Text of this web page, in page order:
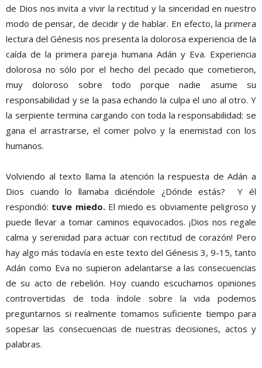
de Dios nos invita a vivir la rectitud y la sinceridad en nuestro
modo de pensar, de decidir y de hablar. En efecto, la primera
lectura del Génesis nos presenta la dolorosa experiencia de la
caída de la primera pareja humana Adán y Eva. Experiencia
dolorosa no sólo por el hecho del pecado que cometieron,
muy doloroso sobre todo porque nadie asume su
responsabilidad y se la pasa echando la culpa el uno al otro. Y
la serpiente termina cargando con toda la responsabilidad: se
gana el arrastrarse, el comer polvo y la enemistad con los
humanos.
Volviendo al texto llama la atención la respuesta de Adán a
Dios cuando lo llamaba diciéndole ¿Dónde estás? Y él
respondió: tuve miedo. El miedo es obviamente peligroso y
puede llevar a tomar caminos equivocados. ¡Dios nos regale
calma y serenidad para actuar con rectitud de corazón! Pero
hay algo más todavía en este texto del Génesis 3, 9-15, tanto
Adán como Eva no supieron adelantarse a las consecuencias
de su acto de rebelión. Hoy cuando escuchamos opiniones
controvertidas de toda índole sobre la vida podemos
preguntarnos si realmente tomamos suficiente tiempo para
sopesar las consecuencias de nuestras decisiones, actos y
palabras.